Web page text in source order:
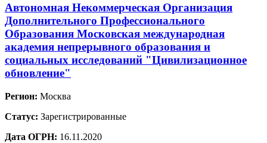
Автономная Некоммерческая Организация
Дополнительного Профессионального
Образования Московская международная
академия непрерывного образования и
социальных исследований "Цивилизационное
обновление"
Регион: Москва
Статус: Зарегистрированные
Дата ОГРН: 16.11.2020